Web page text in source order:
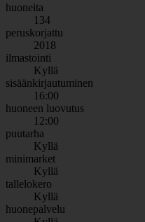
huoneita
134
peruskorjattu
2018
ilmastointi
Kyllä
sisäänkirjautuminen
16:00
huoneen luovutus
12:00
puutarha
Kyllä
minimarket
Kyllä
tallelokero
Kyllä
huonepalvelu